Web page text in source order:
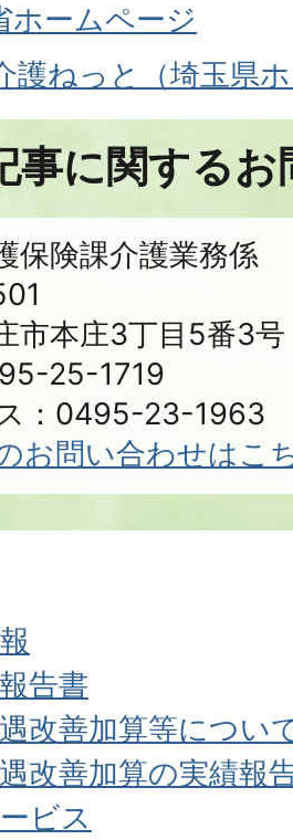
ホームページ
護ねっと（埼玉県
事に関する
保険課介護業務係
市本庄3丁目5番3号
25-1719
：0495-23-1963
お問い合わせはこ
告書
改善加算等につい
改善加算の実績報
ビス